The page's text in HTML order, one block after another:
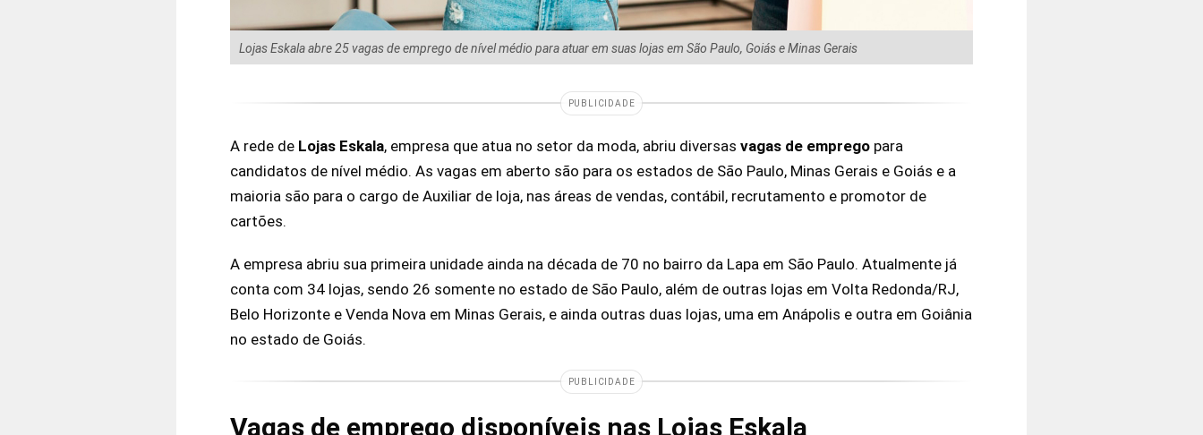
Lojas Eskala abre 25 vagas de emprego de nível médio para atuar em suas lojas em São Paulo, Goiás e Minas Gerais
PUBLICIDADE
A rede de Lojas Eskala, empresa que atua no setor da moda, abriu diversas vagas de emprego para
candidatos de nível médio. As vagas em aberto são para os estados de São Paulo, Minas Gerais e Goiás e a
maioria são para o cargo de Auxiliar de loja, nas áreas de vendas, contábil, recrutamento e promotor de
cartões.
A empresa abriu sua primeira unidade ainda na década de 70 no bairro da Lapa em São Paulo. Atualmente já
conta com 34 lojas, sendo 26 somente no estado de São Paulo, além de outras lojas em Volta Redonda/RJ,
Belo Horizonte e Venda Nova em Minas Gerais, e ainda outras duas lojas, uma em Anápolis e outra em Goiânia
no estado de Goiás.
PUBLICIDADE
Vagas de emprego disponíveis nas Lojas Eskala